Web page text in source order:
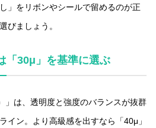
」をリボンやシールで留めるのが正
びましょう。
「30μ」を基準に選ぶ
」は、透明度と強度のバランスが抜群
イン。より高級感を出すなら「40μ」